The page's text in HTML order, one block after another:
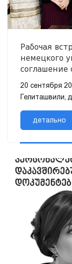
Рабочая
немецкого
соглашение
Erasmus+
20 сентября
Гелиташвили,
и менеджмента
детально